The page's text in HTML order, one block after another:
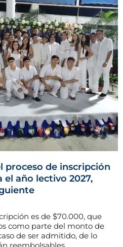
proceso de inscripción
el año lectivo 2027,
es de $70.000, que
como parte del monto de
de ser admitido, de lo
reembolsables